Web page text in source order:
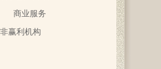
商业服务
赢利机构